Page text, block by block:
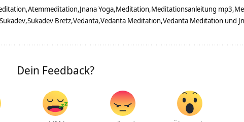
Atemmeditation Jnana Yoga Meditation Meditationsanleitung mp3
Sukadev Sukadev Bretz Vedanta Vedanta Meditation Vedanta Meditation und
Dein Feedback?